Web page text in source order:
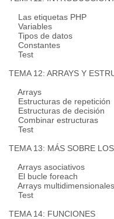
Las etiquetas PHP
Variables
Tipos de datos
Constantes
Test
TEMA 12: ARRAYS Y
Arrays
Estructuras de repetición
Estructuras de decisión
Combinar estructuras
Test
TEMA 13: MÁS SOBRE
Arrays asociativos
El bucle foreach
Arrays multidimensionales
Test
TEMA 14: FUNCIONES